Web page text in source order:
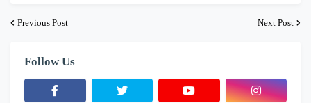
Previous Post Next Post
Follow Us